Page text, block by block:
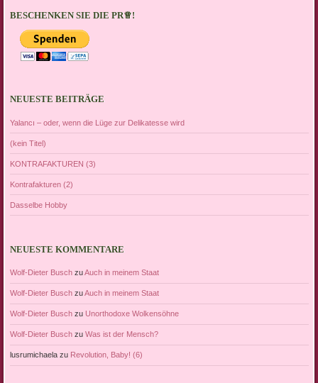
BESCHENKEN SIE DIE PR♕!
NEUESTE BEITRÄGE
Yalancı – oder, wenn die Lüge zur Delikatesse wird
(kein Titel)
KONTRAFAKTUREN (3)
Kontrafakturen (2)
Dasselbe Hobby
NEUESTE KOMMENTARE
Wolf-Dieter BuschzuAuch in meinem Staat
Wolf-Dieter BuschzuAuch in meinem Staat
Wolf-Dieter Buschzu Unorthodoxe Wolkensöhne
Wolf-Dieter Buschzu Was ist der Mensch?
lusrumichaelazu Revolution, Baby! (6)